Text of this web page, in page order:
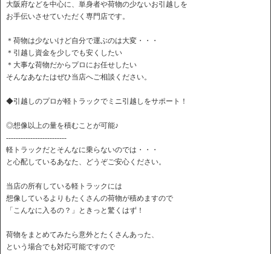
大阪府などを中心に、単身者や荷物の少ないお引越しを
お手伝いさせていただく専門店です。
＊荷物は少ないけど自分で運ぶのは大変・・・
＊引越し資金を少しでも安くしたい
＊大事な荷物だからプロにお任せしたい
そんなあなたはぜひ当店へご相談ください。
◆引越しのプロが軽トラックでミニ引越しをサポート！
◎想像以上の量を積むことが可能♪
-------------------------
軽トラックだとそんなに乗らないのでは・・・
と心配しているあなた、どうぞご安心ください。
当店の所有している軽トラックには
想像しているよりもたくさんの荷物が積めますので
「こんなに入るの？」ときっと驚くはず！
荷物をまとめてみたら意外とたくさんあった、
という場合でも対応可能ですので